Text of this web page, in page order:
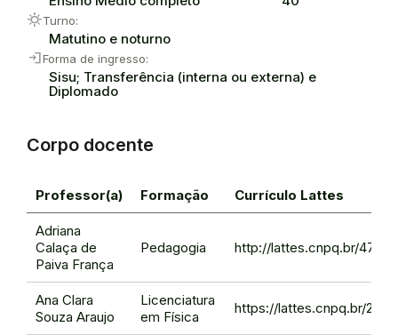
SunnyTurno:
Matutino e noturno
loginForma de ingresso:
Sisu; Transferência (interna ou externa) e
Diplomado
Corpo docente
Professor(a) Formação Currículo Lattes
Adriana
Calaça de
Paiva França
Pedagogia http://lattes.cnpq.br/
Ana Clara
Souza Araujo
Licenciatura
em Física
https://lattes.cnpq.br/